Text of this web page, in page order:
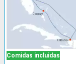
Comidas incluidas